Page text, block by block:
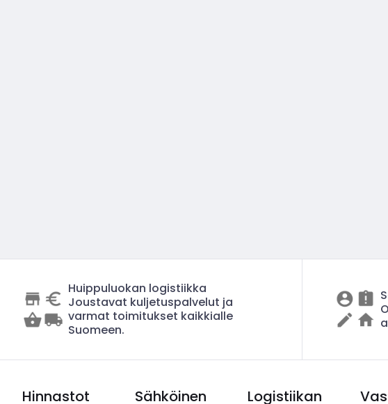
Huippuluokan logistiikka
Joustavat kuljetuspalvelut ja
varmat toimitukset kaikkialle
Suomeen.
Hinnastot
Sähköinen
Logistiikan